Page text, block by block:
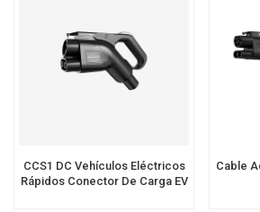
CCS1 DC Vehículos Eléctricos
Rápidos Conector De Carga EV
Cable